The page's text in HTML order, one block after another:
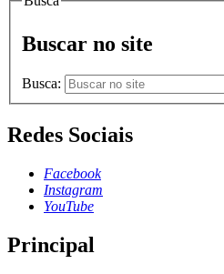
Buscar no site
Busca:
Redes Sociais
Facebook
Instagram
YouTube
Principal